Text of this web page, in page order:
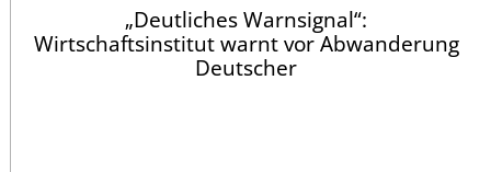
„Deutliches Warnsignal“:
Wirtschaftsinstitut warnt vor Abwanderung
Deutscher